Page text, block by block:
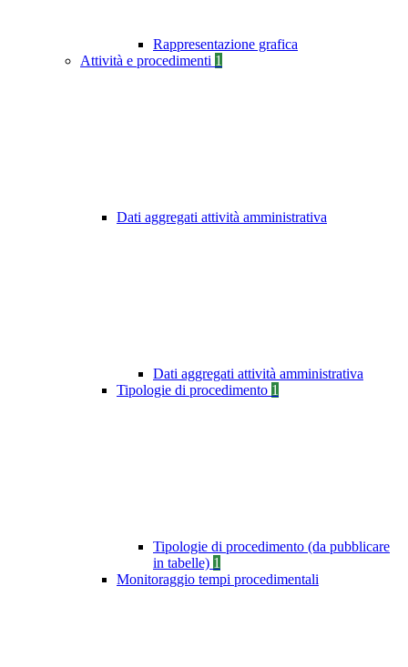
Rappresentazione grafica
Attività e procedimenti 1
Dati aggregati attività amministrativa
Dati aggregati attività amministrativa
Tipologie di procedimento 1
Tipologie di procedimento (da pubblicare
in tabelle) 1
Monitoraggio tempi procedimentali